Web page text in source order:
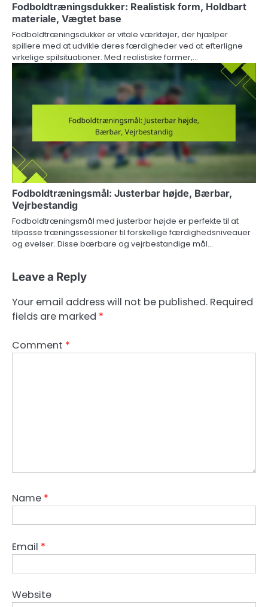
Fodboldtræningsdukker: Realistisk form, Holdbart
materiale, Vægtet base
Fodboldtræningsdukker er vitale værktøjer, der hjælper
spillere med at udvikle deres færdigheder ved at efterligne
virkelige spilsituationer. Med realistiske former,…
Fodboldtræningsmål: Justerbar højde, Bærbar,
Vejrbestandig
Fodboldtræningsmål med justerbar højde er perfekte til at
tilpasse træningssessioner til forskellige færdighedsniveauer
og øvelser. Disse bærbare og vejrbestandige mål…
Leave a Reply
Your email address will not be published. Required
fields are marked *
Comment *
Name *
Email *
Website